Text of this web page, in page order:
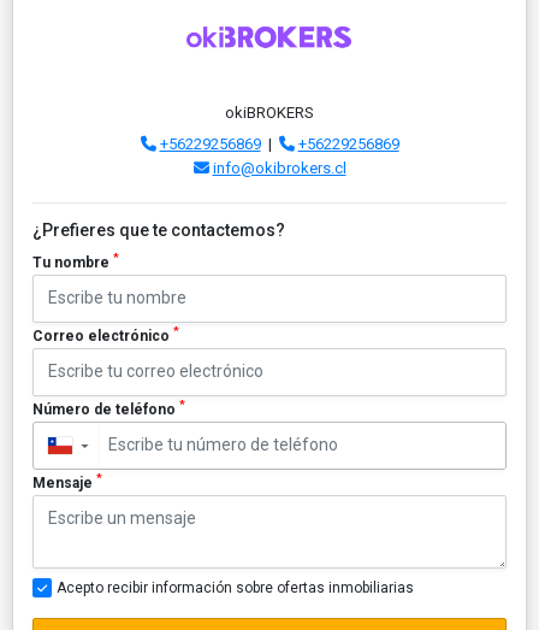
okiBROKERS
+56229256869|
+56229256869
info@okibrokers.cl
¿Prefieres que te contactemos?
Tu nombre *
Correo electrónico *
Número de teléfono *
▼
Mensaje *
Acepto recibir información sobre ofertas inmobiliarias